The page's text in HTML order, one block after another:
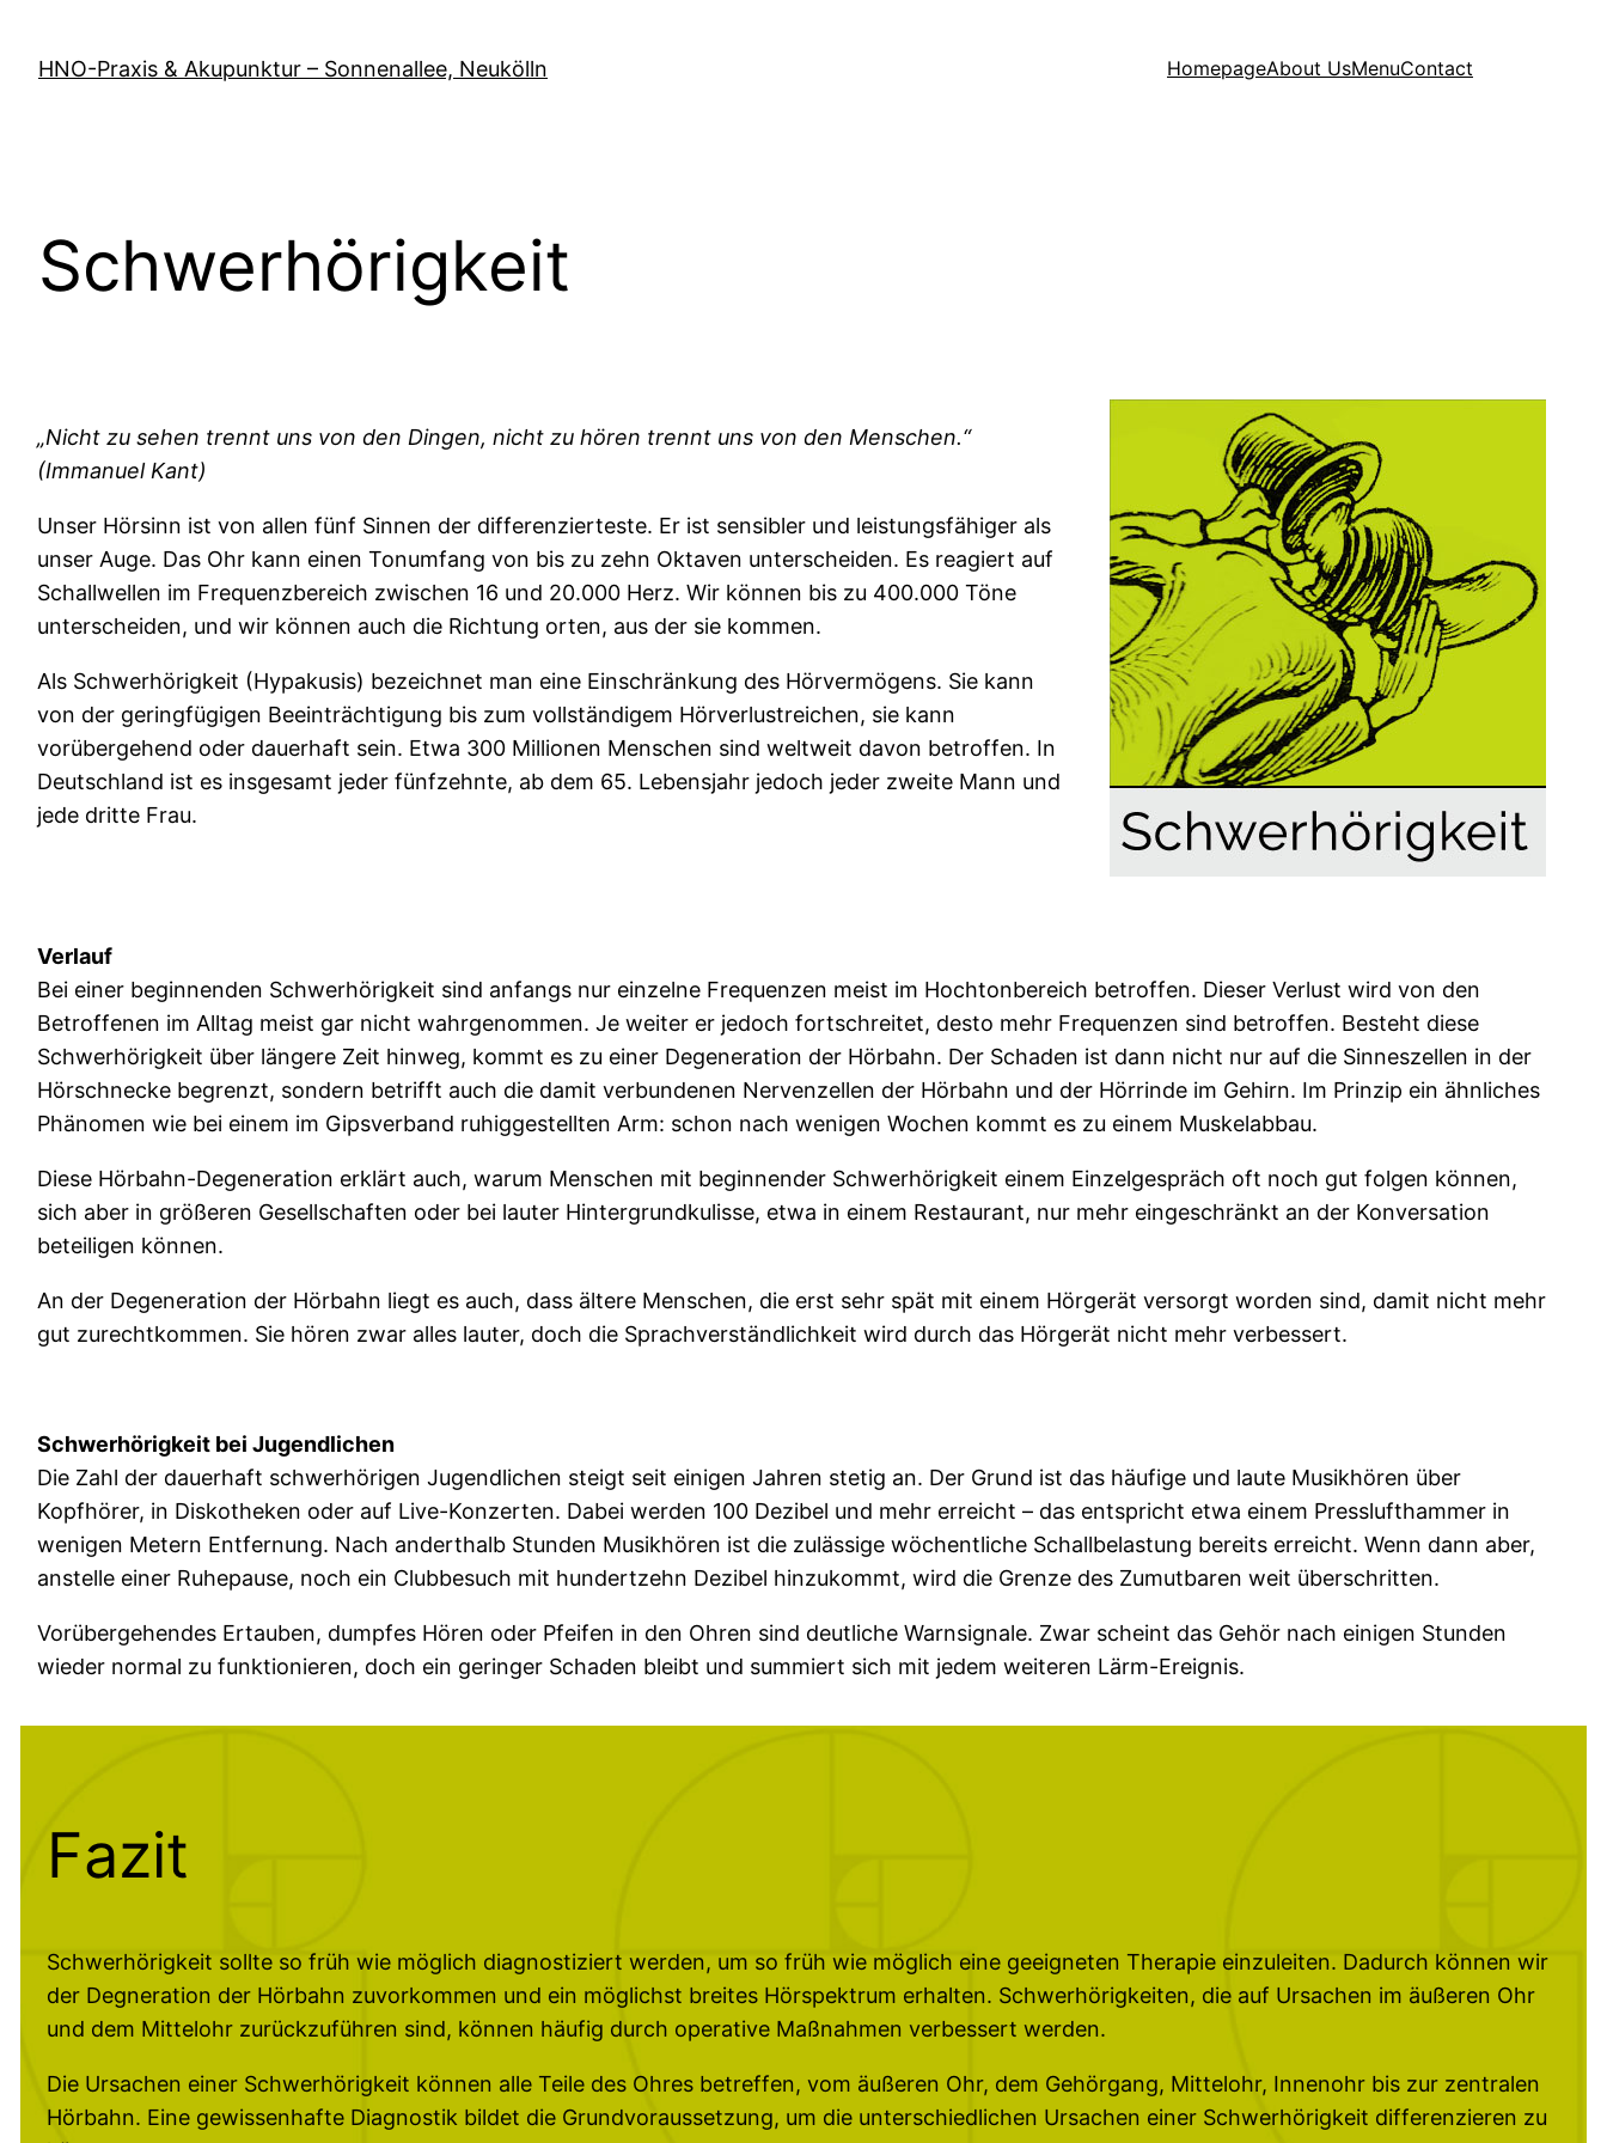
springen
HNO-Praxis & Akupunktur – Sonnenallee, Neukölln HomepageAbout UsMenuContact
Schwerhörigkeit
„Nicht zu sehen trennt uns von den Dingen, nicht zu hören trennt uns von den Menschen.“
(Immanuel Kant)
Unser Hörsinn ist von allen fünf Sinnen der differenzierteste. Er ist sensibler und leistungsfähiger als
unser Auge. Das Ohr kann einen Tonumfang von bis zu zehn Oktaven unterscheiden. Es reagiert auf
Schallwellen im Frequenzbereich zwischen 16 und 20.000 Herz. Wir können bis zu 400.000 Töne
unterscheiden, und wir können auch die Richtung orten, aus der sie kommen.
Als Schwerhörigkeit (Hypakusis) bezeichnet man eine Einschränkung des Hörvermögens. Sie kann
von der geringfügigen Beeinträchtigung bis zum vollständigem Hörverlustreichen, sie kann
vorübergehend oder dauerhaft sein. Etwa 300 Millionen Menschen sind weltweit davon betroffen. In
Deutschland ist es insgesamt jeder fünfzehnte, ab dem 65. Lebensjahr jedoch jeder zweite Mann und
jede dritte Frau.
Verlauf
Bei einer beginnenden Schwerhörigkeit sind anfangs nur einzelne Frequenzen meist im Hochtonbereich betroffen. Dieser Verlust wird von den
Betroffenen im Alltag meist gar nicht wahrgenommen. Je weiter er jedoch fortschreitet, desto mehr Frequenzen sind betroffen. Besteht diese
Schwerhörigkeit über längere Zeit hinweg, kommt es zu einer Degeneration der Hörbahn. Der Schaden ist dann nicht nur auf die Sinneszellen in der
Hörschnecke begrenzt, sondern betrifft auch die damit verbundenen Nervenzellen der Hörbahn und der Hörrinde im Gehirn. Im Prinzip ein ähnliches
Phänomen wie bei einem im Gipsverband ruhiggestellten Arm: schon nach wenigen Wochen kommt es zu einem Muskelabbau.
Diese Hörbahn-Degeneration erklärt auch, warum Menschen mit beginnender Schwerhörigkeit einem Einzelgespräch oft noch gut folgen können,
sich aber in größeren Gesellschaften oder bei lauter Hintergrundkulisse, etwa in einem Restaurant, nur mehr eingeschränkt an der Konversation
beteiligen können.
An der Degeneration der Hörbahn liegt es auch, dass ältere Menschen, die erst sehr spät mit einem Hörgerät versorgt worden sind, damit nicht mehr
gut zurechtkommen. Sie hören zwar alles lauter, doch die Sprachverständlichkeit wird durch das Hörgerät nicht mehr verbessert.
Schwerhörigkeit bei Jugendlichen
Die Zahl der dauerhaft schwerhörigen Jugendlichen steigt seit einigen Jahren stetig an. Der Grund ist das häufige und laute Musikhören über
Kopfhörer, in Diskotheken oder auf Live-Konzerten. Dabei werden 100 Dezibel und mehr erreicht – das entspricht etwa einem Presslufthammer in
wenigen Metern Entfernung. Nach anderthalb Stunden Musikhören ist die zulässige wöchentliche Schallbelastung bereits erreicht. Wenn dann aber,
anstelle einer Ruhepause, noch ein Clubbesuch mit hundertzehn Dezibel hinzukommt, wird die Grenze des Zumutbaren weit überschritten.
Vorübergehendes Ertauben, dumpfes Hören oder Pfeifen in den Ohren sind deutliche Warnsignale. Zwar scheint das Gehör nach einigen Stunden
wieder normal zu funktionieren, doch ein geringer Schaden bleibt und summiert sich mit jedem weiteren Lärm-Ereignis.
Fazit
Schwerhörigkeit sollte so früh wie möglich diagnostiziert werden, um so früh wie möglich eine geeigneten Therapie einzuleiten. Dadurch können wir
der Degneration der Hörbahn zuvorkommen und ein möglichst breites Hörspektrum erhalten. Schwerhörigkeiten, die auf Ursachen im äußeren Ohr
und dem Mittelohr zurückzuführen sind, können häufig durch operative Maßnahmen verbessert werden.
Die Ursachen einer Schwerhörigkeit können alle Teile des Ohres betreffen, vom äußeren Ohr, dem Gehörgang, Mittelohr, Innenohr bis zur zentralen
Hörbahn. Eine gewissenhafte Diagnostik bildet die Grundvoraussetzung, um die unterschiedlichen Ursachen einer Schwerhörigkeit differenzieren zu